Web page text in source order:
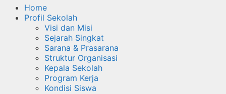
Home
Profil Sekolah
Visi dan Misi
Sejarah Singkat
Sarana & Prasarana
Struktur Organisasi
Kepala Sekolah
Program Kerja
Kondisi Siswa